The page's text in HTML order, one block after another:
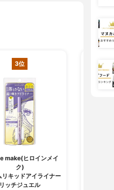
3位
make(ヒロインメイ
ク)
リキッドアイライナー
リッチジュエル